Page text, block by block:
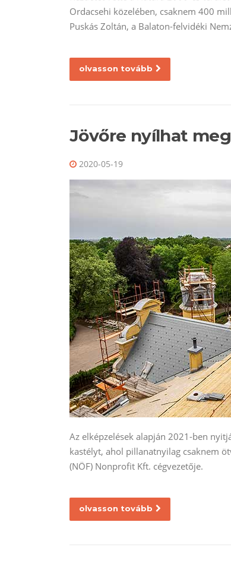
Ordacsehi közelében, csaknem 400
Puskás Zoltán, a Balaton-felvidéki
olvasson tovább
Jövőre nyílhat
2020-05-19
Az elképzelések alapján 2021-ben
kastélyt, ahol pillanatnyilag csaknem
(NÖF) Nonprofit Kft. cégvezetője.
olvasson tovább